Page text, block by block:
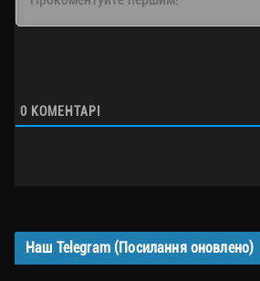
0 КОМЕНТАРІ
Наш Telegram (Посилання оновлено)